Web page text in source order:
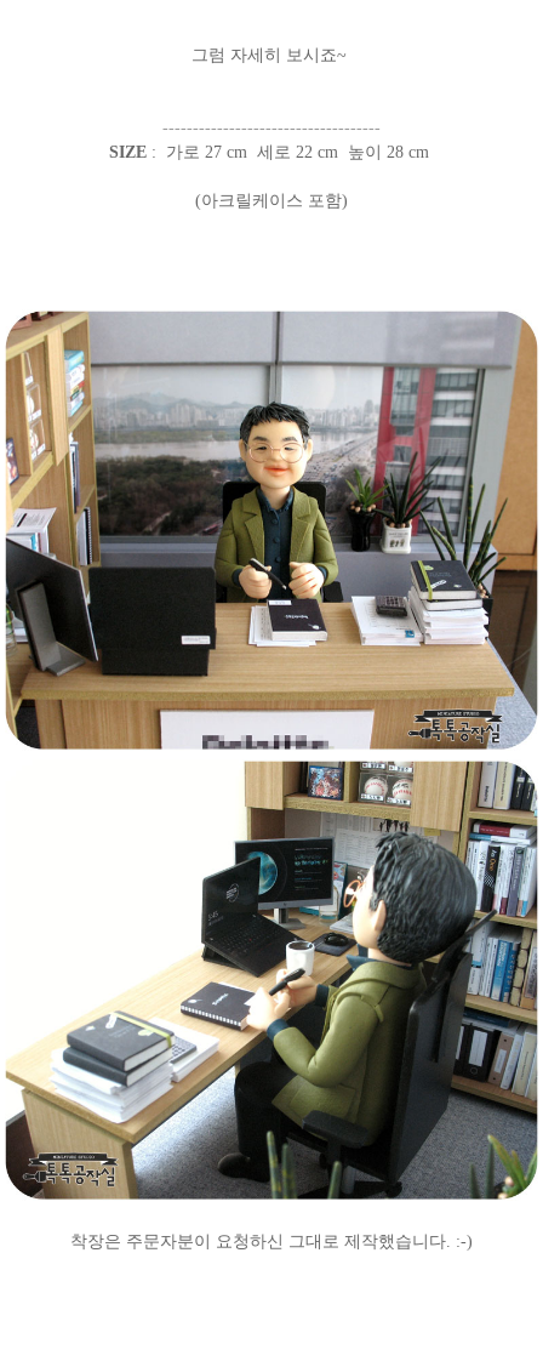
그럼 자세히 보시죠~
------------------------------------
SIZE : 가로 27 cm 세로 22 cm 높이 28 cm
(아크릴케이스 포함)
착장은 주문자분이 요청하신 그대로 제작했습니다. :-)